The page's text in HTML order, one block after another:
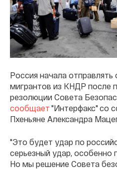
Россия начала
мигрантов из КНДР после
резолюции Совета
сообщает "Интерфакс" со
Пхеньяне Александра
"Это будет удар по
серьезный удар, особенно
Но мы решение Совета